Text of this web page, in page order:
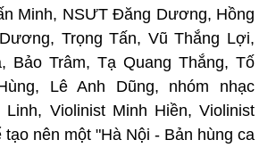
Minh, NSƯT Đăng Dương, Hồng
Trọng Tấn, Vũ Thắng Lợi,
Bảo Trâm, Tạ Quang Thắng, Tố
Lê Anh Dũng, nhóm nhạc
Violinist Minh Hiền, Violinist
nên một "Hà Nội - Bản hùng ca